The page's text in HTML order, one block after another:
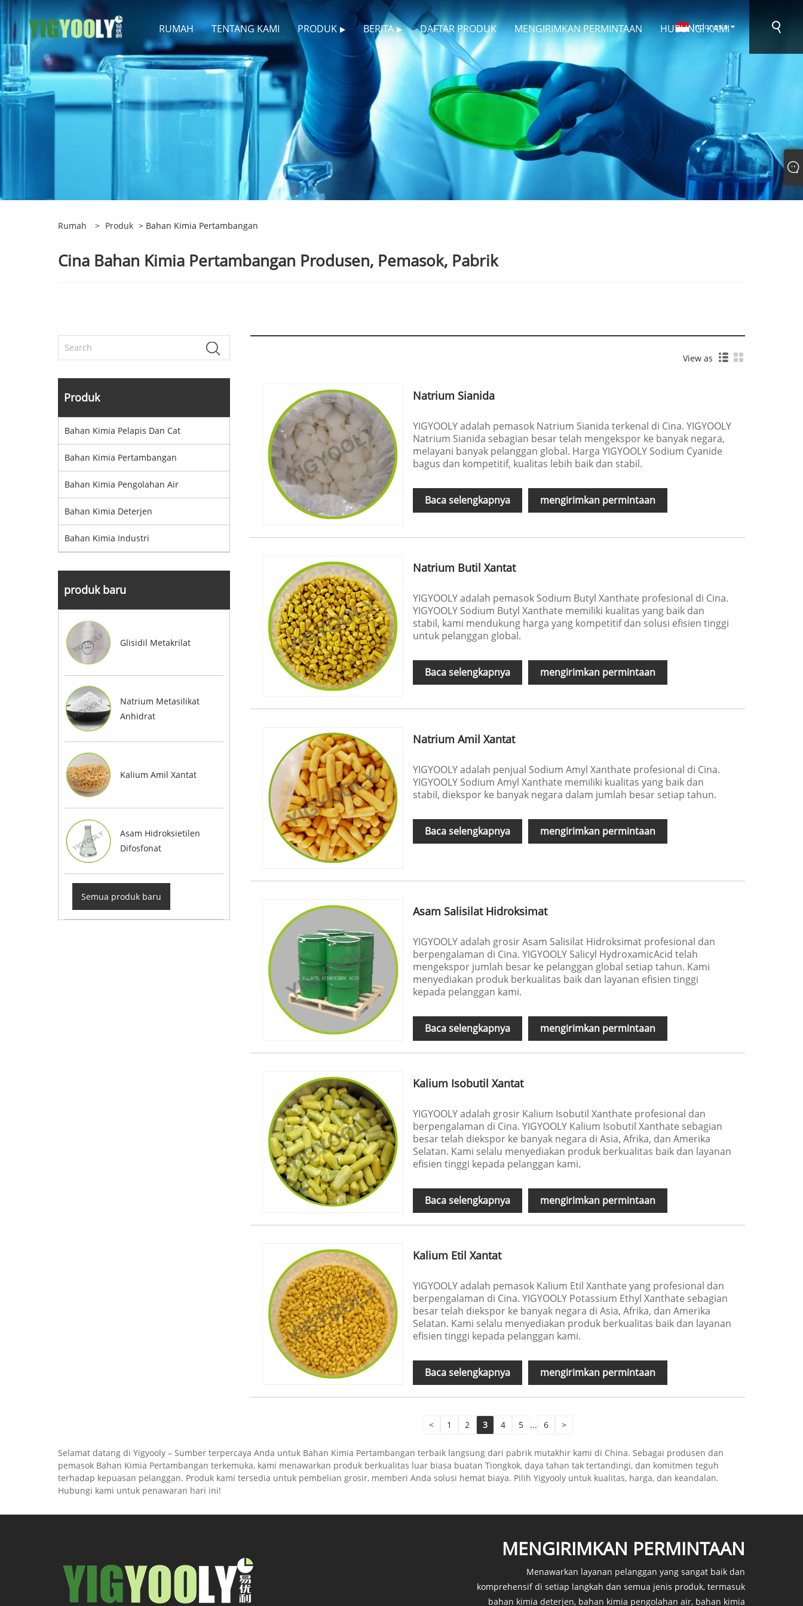
RUMAH TENTANG KAMI PRODUK BERITA DAFTAR PRODUK MENGIRIMKAN PERMINTAAN HUBUNGI KAMI
Indonesia
Rumah > Produk > Bahan Kimia Pertambangan
Cina Bahan Kimia Pertambangan Produsen, Pemasok, Pabrik
Produk
Bahan Kimia Pelapis Dan Cat
Bahan Kimia Pertambangan
Bahan Kimia Pengolahan Air
Bahan Kimia Deterjen
Bahan Kimia Industri
produk baru
Glisidil Metakrilat
Natrium Metasilikat
Anhidrat
Kalium Amil Xantat
Asam Hidroksietilen
Difosfonat
Semua produk baru
View as
Natrium Sianida
YIGYOOLY adalah pemasok Natrium Sianida terkenal di Cina. YIGYOOLY
Natrium Sianida sebagian besar telah mengekspor ke banyak negara,
melayani banyak pelanggan global. Harga YIGYOOLY Sodium Cyanide
bagus dan kompetitif, kualitas lebih baik dan stabil.
Baca selengkapnya mengirimkan permintaan
Natrium Butil Xantat
YIGYOOLY adalah pemasok Sodium Butyl Xanthate profesional di Cina.
YIGYOOLY Sodium Butyl Xanthate memiliki kualitas yang baik dan
stabil, kami mendukung harga yang kompetitif dan solusi efisien tinggi
untuk pelanggan global.
Baca selengkapnya mengirimkan permintaan
Natrium Amil Xantat
YIGYOOLY adalah penjual Sodium Amyl Xanthate profesional di Cina.
YIGYOOLY Sodium Amyl Xanthate memiliki kualitas yang baik dan
stabil, diekspor ke banyak negara dalam jumlah besar setiap tahun.
Baca selengkapnya mengirimkan permintaan
Asam Salisilat Hidroksimat
YIGYOOLY adalah grosir Asam Salisilat Hidroksimat profesional dan
berpengalaman di Cina. YIGYOOLY Salicyl HydroxamicAcid telah
mengekspor jumlah besar ke pelanggan global setiap tahun. Kami
menyediakan produk berkualitas baik dan layanan efisien tinggi
kepada pelanggan kami.
Baca selengkapnya mengirimkan permintaan
Kalium Isobutil Xantat
YIGYOOLY adalah grosir Kalium Isobutil Xanthate profesional dan
berpengalaman di Cina. YIGYOOLY Kalium Isobutil Xanthate sebagian
besar telah diekspor ke banyak negara di Asia, Afrika, dan Amerika
Selatan. Kami selalu menyediakan produk berkualitas baik dan layanan
efisien tinggi kepada pelanggan kami.
Baca selengkapnya mengirimkan permintaan
Kalium Etil Xantat
YIGYOOLY adalah pemasok Kalium Etil Xanthate yang profesional dan
berpengalaman di Cina. YIGYOOLY Potassium Ethyl Xanthate sebagian
besar telah diekspor ke banyak negara di Asia, Afrika, dan Amerika
Selatan. Kami selalu menyediakan produk berkualitas baik dan layanan
efisien tinggi kepada pelanggan kami.
Baca selengkapnya mengirimkan permintaan
< 1 2 3 4 5 ... 6 >
Selamat datang di Yigyooly – Sumber terpercaya Anda untuk Bahan Kimia Pertambangan terbaik langsung dari pabrik mutakhir kami di China. Sebagai produsen dan
pemasok Bahan Kimia Pertambangan terkemuka, kami menawarkan produk berkualitas luar biasa buatan Tiongkok, daya tahan tak tertandingi, dan komitmen teguh
terhadap kepuasan pelanggan. Produk kami tersedia untuk pembelian grosir, memberi Anda solusi hemat biaya. Pilih Yigyooly untuk kualitas, harga, dan keandalan.
Hubungi kami untuk penawaran hari ini!
MENGIRIMKAN PERMINTAAN
Menawarkan layanan pelanggan yang sangat baik dan
komprehensif di setiap langkah dan semua jenis produk, termasuk
bahan kimia deterjen, bahan kimia pengolahan air, bahan kimia